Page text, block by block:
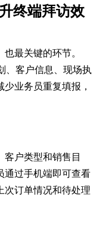
终端拜访效
最关键的环节。
、客户信息、现场执
业务员重复填报，
客户类型和销售目
通过手机端即可查看
次订单情况和待处理